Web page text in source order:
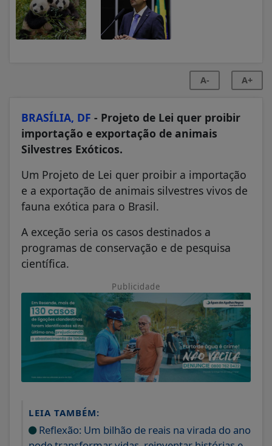
A- A+
BRASÍLIA, DF - Projeto de Lei quer proibir
importação e exportação de animais
Silvestres Exóticos.
Um Projeto de Lei quer proibir a importação
e a exportação de animais silvestres vivos de
fauna exótica para o Brasil.
A exceção seria os casos destinados a
programas de conservação e de pesquisa
científica.
Publicidade
LEIA TAMBÉM:
Reflexão: Um bilhão de reais na virada do ano